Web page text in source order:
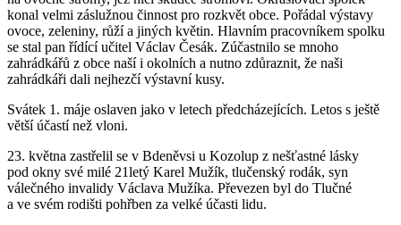
konal velmi záslužnou činnost pro rozkvět obce. Pořádal výstavy
ovoce, zeleniny, růží a jiných květin. Hlavním pracovníkem spolku
se stal pan řídící učitel Václav Česák. Zúčastnilo se mnoho
zahrádkářů z obce naší i okolních a nutno zdůraznit, že naši
zahrádkáři dali nejhezčí výstavní kusy.
Svátek 1. máje oslaven jako v letech předcházejících. Letos s ještě
větší účastí než vloni.
23. května zastřelil se v Bdeněvsi u Kozolup z nešťastné lásky
pod okny své milé 21letý Karel Mužík, tlučenský rodák, syn
válečného invalidy Václava Mužíka. Převezen byl do Tlučné
a ve svém rodišti pohřben za velké účasti lidu.